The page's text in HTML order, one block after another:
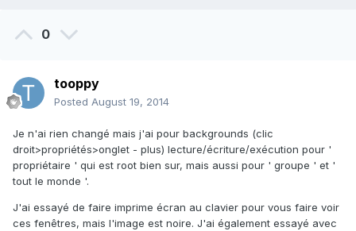
0
tooppy
Posted August 19, 2014
Je n'ai rien changé mais j'ai pour backgrounds (clic
droit>propriétés>onglet - plus) lecture/écriture/exécution pour '
propriétaire ' qui est root bien sur, mais aussi pour ' groupe ' et '
tout le monde '.
J'ai essayé de faire imprime écran au clavier pour vous faire voir
ces fenêtres, mais l'image est noire. J'ai également essayé avec